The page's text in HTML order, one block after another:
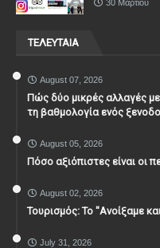
30 Μαρτίου
ΤΕΛΕΥΤΑΙΑ
August 07, 2026
Πώς δύο μικρές αλλαγές
τη βαθμολογία ενός
August 05, 2026
Πόσο αξιόπιστες είναι οι
August 02, 2026
Τουρισμός: Το "Ανοίξαμε
July 31, 2026